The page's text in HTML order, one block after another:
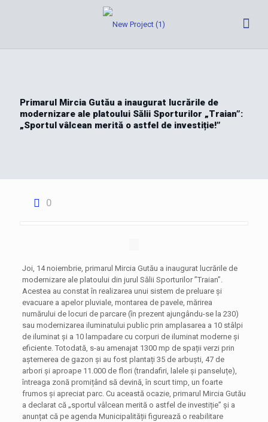
Primarul Mircia Gutău a inaugurat lucrările de
modernizare ale platoului Sălii Sporturilor „Traian”:
„Sportul vâlcean merită o astfel de investiție!”
0
Joi, 14 noiembrie, primarul Mircia Gutău a inaugurat lucrările de
modernizare ale platoului din jurul Sălii Sporturilor ”Traian”.
Acestea au constat în realizarea unui sistem de preluare și
evacuare a apelor pluviale, montarea de pavele, mărirea
numărului de locuri de parcare (în prezent ajungându-se la 230)
sau modernizarea iluminatului public prin amplasarea a 10 stâlpi
de iluminat și a 10 lampadare cu corpuri de iluminat moderne și
eficiente. Totodată, s-au amenajat 1300 mp de spații verzi prin
așternerea de gazon și au fost plantați 35 de arbuști, 47 de
arbori și aproape 11.000 de flori (trandafiri, lalele și panseluțe),
întreaga zonă promițând să devină, în scurt timp, un foarte
frumos și apreciat parc. Cu această ocazie, primarul Mircia Gutău
a declarat că „sportul vâlcean merită o astfel de investiție” și a
anunțat că pe agenda Municipalității figurează o reabilitare